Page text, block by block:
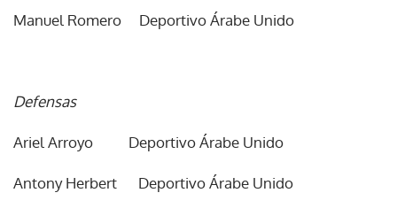
Manuel Romero Deportivo Árabe Unido
Defensas
Ariel Arroyo Deportivo Árabe Unido
Antony Herbert Deportivo Árabe Unido